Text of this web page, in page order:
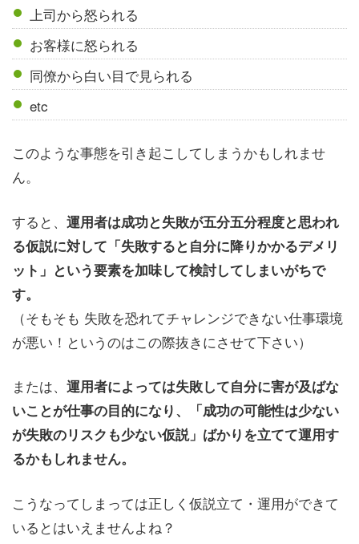
上司から怒られる
お客様に怒られる
同僚から白い目で見られる
etc
このような事態を引き起こしてしまうかもしれませ
ん。
すると、 運用者は成功と失敗が五分五分程度と思われ
る仮説に対して「失敗すると自分に降りかかるデメリ
ット」という要素を加味して検討してしまいがちで
す。
（そもそも 失敗を恐れてチャレンジできない仕事環境
が悪い！というのはこの際抜きにさせて下さい）
または、 運用者によっては失敗して自分に害が及ばな
いことが仕事の目的になり、「成功の可能性は少ない
が失敗のリスクも少ない仮説」ばかりを立てて運用す
るかもしれません。
こうなってしまっては正しく仮説立て・運用ができて
いるとはいえませんよね？